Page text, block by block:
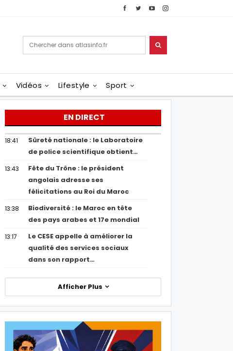
Vidéos Lifestyle Sport
EN DIRECT
18:41
Sûreté nationale : le Laboratoire
de police scientifique obtient…
13:43
Fête du Trône : le président
angolais adresse ses
félicitations au Roi du Maroc
13:38
Biodiversité : le Maroc en tête
des pays arabes et 17e mondial
13:17
Le CESE appelle à améliorer la
qualité des services sociaux
dans son rapport…
Afficher Plus